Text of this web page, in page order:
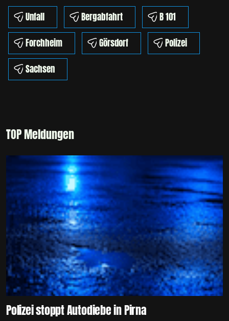
Unfall Bergabfahrt
B 101
Forchheim
Görsdorf
Polizei
Sachsen
TOP Meldungen
Polizei stoppt Autodiebe in Pirna